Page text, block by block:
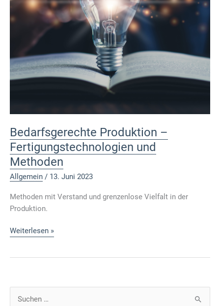
Bedarfsgerechte Produktion –
Fertigungstechnologien und
Methoden
Allgemein / 13. Juni 2023
Methoden mit Verstand und grenzenlose Vielfalt in der
Produktion.
Bedarfsgerechte
Methoden
Weiterlesen »